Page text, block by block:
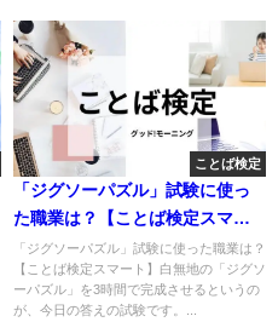
ことば検定
「ジグソーパズル」試験に使っ
た職業は？【ことば検定スマー
ト】
「ジグソーパズル」試験に使った職業は？
【ことば検定スマート】白無地の「ジグソ
ーパズル」を3時間で完成させるというの
が、今日の答えの試験です。...